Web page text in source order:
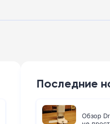
Последние
Обзор